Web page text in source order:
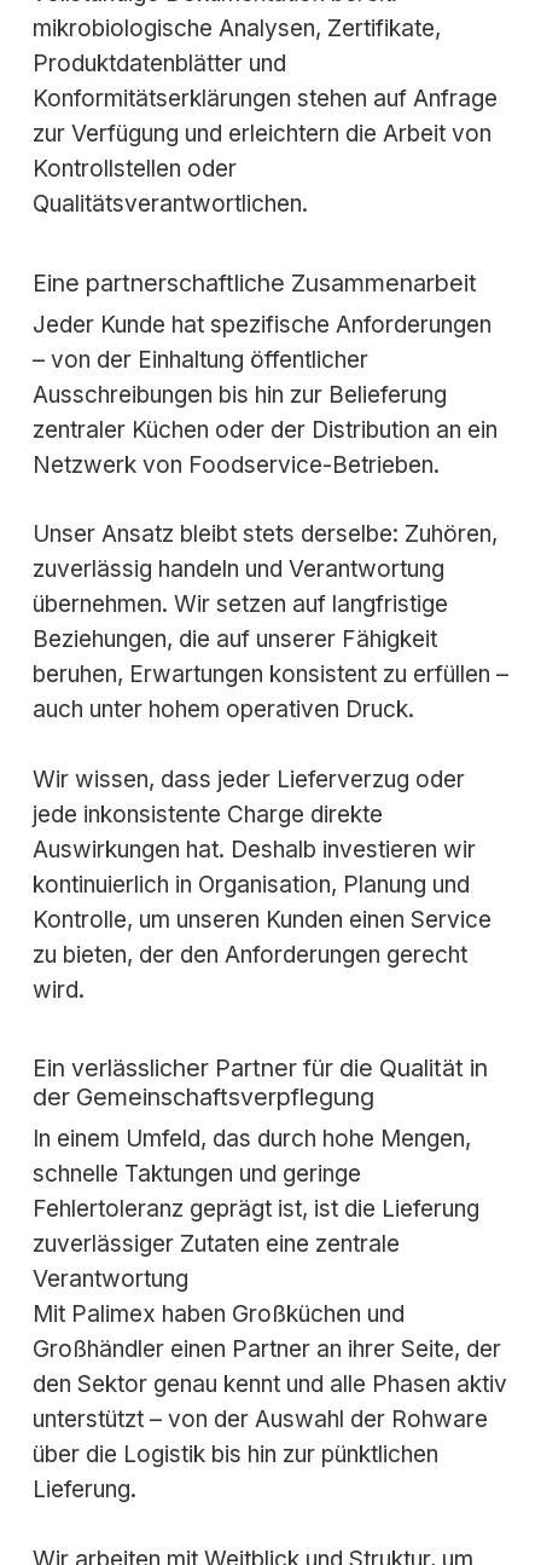
mikrobiologische Analysen, Zertifikate,
Produktdatenblätter und
Konformitätserklärungen stehen auf Anfrage
zur Verfügung und erleichtern die Arbeit von
Kontrollstellen oder
Qualitätsverantwortlichen.
Eine partnerschaftliche Zusammenarbeit
Jeder Kunde hat spezifische Anforderungen
– von der Einhaltung öffentlicher
Ausschreibungen bis hin zur Belieferung
zentraler Küchen oder der Distribution an ein
Netzwerk von Foodservice-Betrieben.
Unser Ansatz bleibt stets derselbe: Zuhören,
zuverlässig handeln und Verantwortung
übernehmen. Wir setzen auf langfristige
Beziehungen, die auf unserer Fähigkeit
beruhen, Erwartungen konsistent zu erfüllen –
auch unter hohem operativen Druck.
Wir wissen, dass jeder Lieferverzug oder
jede inkonsistente Charge direkte
Auswirkungen hat. Deshalb investieren wir
kontinuierlich in Organisation, Planung und
Kontrolle, um unseren Kunden einen Service
zu bieten, der den Anforderungen gerecht
wird.
Ein verlässlicher Partner für die Qualität in
der Gemeinschaftsverpflegung
In einem Umfeld, das durch hohe Mengen,
schnelle Taktungen und geringe
Fehlertoleranz geprägt ist, ist die Lieferung
zuverlässiger Zutaten eine zentrale
Verantwortung
Mit Palimex haben Großküchen und
Großhändler einen Partner an ihrer Seite, der
den Sektor genau kennt und alle Phasen aktiv
unterstützt – von der Auswahl der Rohware
über die Logistik bis hin zur pünktlichen
Lieferung.